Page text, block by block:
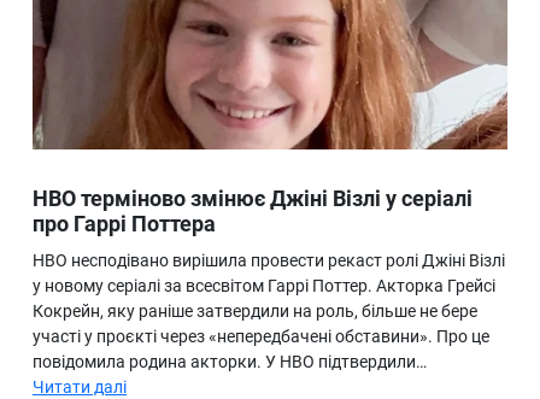
Лайфстайл
ТехноНаука
Людина
Ukraine
Про нас
HBO терміново змінює Джіні Візлі у серіалі
про Гаррі Поттера
HBO несподівано вирішила провести рекаст ролі Джіні Візлі
у новому серіалі за всесвітом Гаррі Поттер. Акторка Грейсі
Кокрейн, яку раніше затвердили на роль, більше не бере
участі у проєкті через «непередбачені обставини». Про це
повідомила родина акторки. У HBO підтвердили…
Читати далі